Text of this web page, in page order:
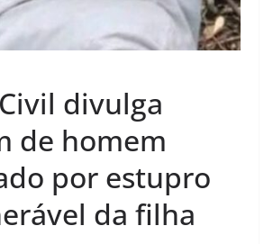
divulga
de homem
por estupro
da filha